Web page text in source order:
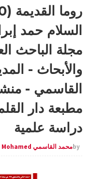
مجلة الباحث
والأبحاث -
القاسمي -
دراسة علمية
byمحمد القاسمي Al kacimi Mohamed